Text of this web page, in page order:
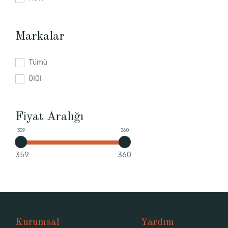
Markalar
Tümü
OİOİ
Fiyat Aralığı
359 360
359 360
Kurumsal Yardım